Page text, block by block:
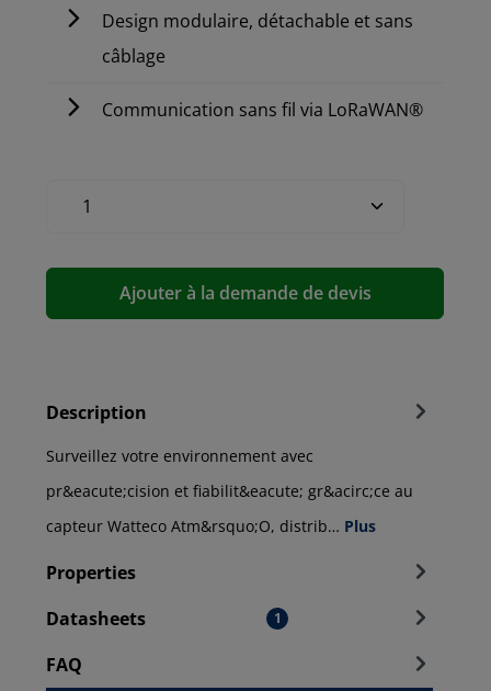
Design modulaire, détachable et sans
câblage
Communication sans fil via LoRaWAN®
Ajouter à la demande de devis
Description
Surveillez votre environnement avec
pr&eacute;cision et fiabilit&eacute; gr&acirc;ce au
capteur Watteco Atm&rsquo;O, distrib… Plus
Properties
Datasheets
1
FAQ